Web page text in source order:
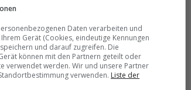
Golden Lodges.
Blu Luxury Hotel & Suites.
Parc Natural & Spa.
Daten verarbeiten und
Gerät (Cookies, eindeutige Kennungen
und darauf zugreifen. Die
können mit den Partnern geteilt oder
verwendet werden. Wir und unsere Partner
verwenden. Liste der